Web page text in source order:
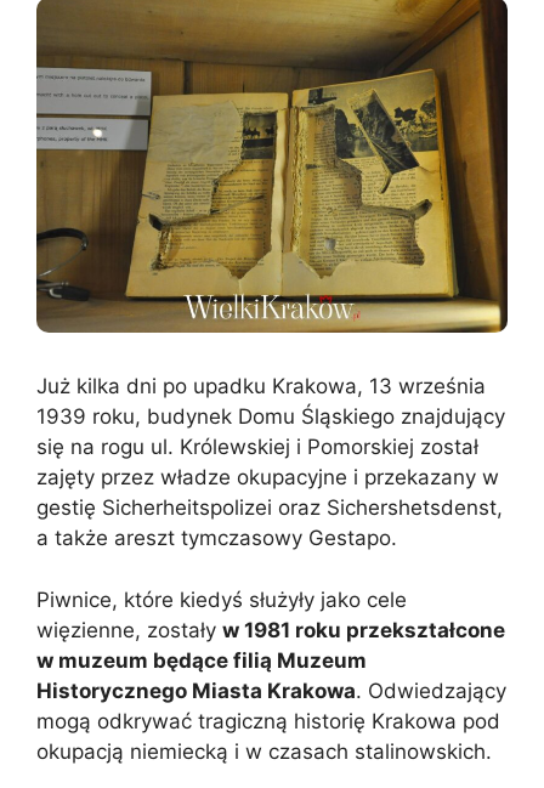
Już kilka dni po upadku Krakowa, 13 września
1939 roku, budynek Domu Śląskiego znajdujący
się na rogu ul. Królewskiej i Pomorskiej został
zajęty przez władze okupacyjne i przekazany w
gestię Sicherheitspolizei oraz Sichershetsdenst,
a także areszt tymczasowy Gestapo.
Piwnice, które kiedyś służyły jako cele
więzienne, zostały w 1981 roku przekształcone
w muzeum będące filią Muzeum
Historycznego Miasta Krakowa. Odwiedzający
mogą odkrywać tragiczną historię Krakowa pod
okupacją niemiecką i w czasach stalinowskich.